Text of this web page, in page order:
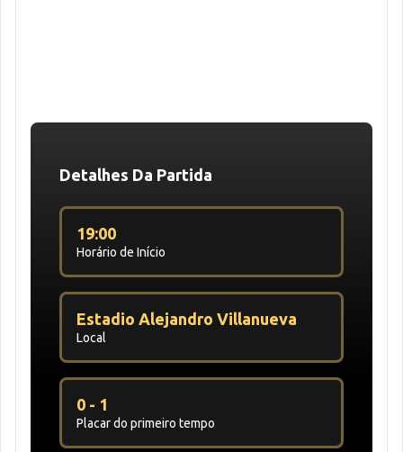
Detalhes Da Partida
Horário de Início
19:00
Local
Estadio Alejandro Villanueva
Placar do primeiro tempo
0 - 1